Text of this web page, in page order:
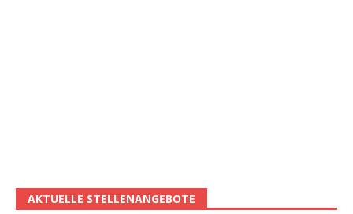
AKTUELLE STELLENANGEBOTE